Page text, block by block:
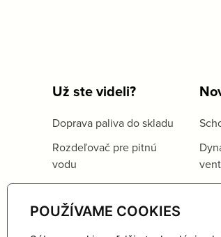
POUŽÍVAME COOKIES
Už ste videli?
Doprava paliva do skladu
Rozdeľovač pre pitnú
vodu